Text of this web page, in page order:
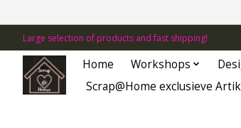
Large selection of products and fast shipping!
Home Workshops
Scrap@Home exclusieve